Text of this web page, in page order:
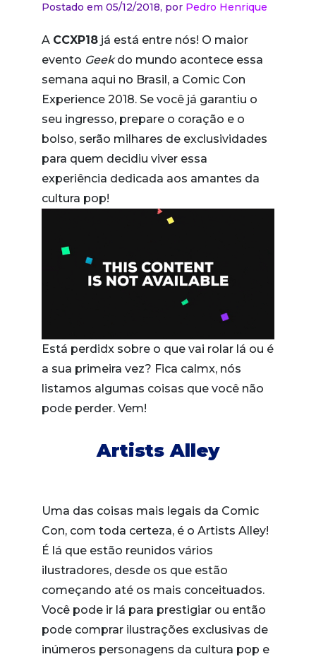
Postado em 05/12/2018, por Pedro Henrique
A CCXP18 já está entre nós! O maior
evento Geekdo mundo acontece essa
semana aqui no Brasil, a Comic Con
Experience 2018. Se você já garantiu o
seu ingresso, prepare o coração e o
bolso, serão milhares de exclusividades
para quem decidiu viver essa
experiência dedicada aos amantes da
cultura pop!
Está perdidx sobre o que vai rolar lá ou é
a sua primeira vez? Fica calmx, nós
listamos algumas coisas que você não
pode perder. Vem!
Artists Alley
Uma das coisas mais legais da Comic
Con, com toda certeza, é o Artists Alley!
É lá que estão reunidos vários
ilustradores, desde os que estão
começando até os mais conceituados.
Você pode ir lá para prestigiar ou então
pode comprar ilustrações exclusivas de
inúmeros personagens da cultura pop e